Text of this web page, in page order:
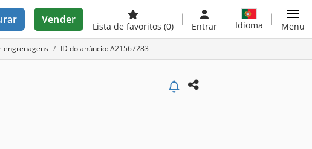
Vender
Lista de favoritos (0) Entrar Idioma Menu
engrenagens ID do anúncio: A21567283